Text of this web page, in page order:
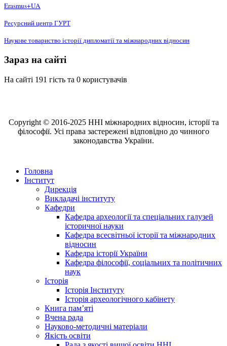
Erasmus+UA
Ресурсний центр ГУРТ
Наукове товариство історії дипломатії та міжнародних відносин
Зараз на сайті
На сайті 191 гість та 0 користувачів
Copyright © 2016-2025 ННІ міжнародних відносин, історії та
філософії. Усі права застережені відповідно до чинного
законодавства України.
Головна
Інститут
Дирекція
Викладачі інституту
Кафедри
Кафедра археології та спеціальних галузей
історичної науки
Кафедра всесвітньої історії та міжнародних
відносин
Кафедра історії України
Кафедра філософії, соціальних та політичних
наук
Історія
Історія Інституту
Історія археологічного кабінету
Книга памʼяті
Вчена рада
Науково-методичні матеріали
Якість освіти